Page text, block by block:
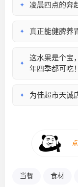
✦ 凌晨四点的奔
✦ 真正能健脾养
✦
这水果是个宝
年四季都可吃！
✦ 为佳超市天诚
当餐 食材